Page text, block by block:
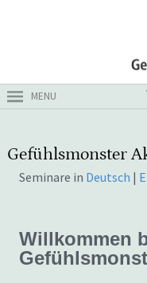
MENU
Gefühlsmonster
Seminare in Deutsch |
Willkommen